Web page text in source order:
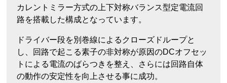
カレントミラー方式の上下対称バランス型定電流回
路を搭載した構成となっています。
ドライバー段を別巻線によるクローズドループと
し、回路で起こる素子の非対称が原因のDCオフセッ
トによる電流のばらつきを整え、さらには回路自体
の動作の安定性を向上させる事に成功。